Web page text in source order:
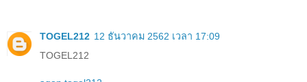
TOGEL212 12 ธันวาคม 2562 เวลา 17:09
TOGEL212